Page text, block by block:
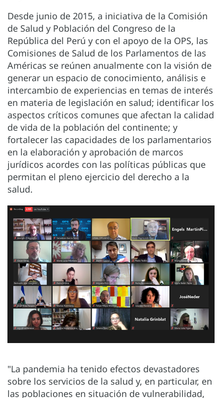
Desde junio de 2015, a iniciativa de la Comisión
de Salud y Población del Congreso de la
República del Perú y con el apoyo de la OPS, las
Comisiones de Salud de los Parlamentos de las
Américas se reúnen anualmente con la visión de
generar un espacio de conocimiento, análisis e
intercambio de experiencias en temas de interés
en materia de legislación en salud; identificar los
aspectos críticos comunes que afectan la calidad
de vida de la población del continente; y
fortalecer las capacidades de los parlamentarios
en la elaboración y aprobación de marcos
jurídicos acordes con las políticas públicas que
permitan el pleno ejercicio del derecho a la
salud.
"La pandemia ha tenido efectos devastadores
sobre los servicios de la salud y, en particular, en
las poblaciones en situación de vulnerabilidad,